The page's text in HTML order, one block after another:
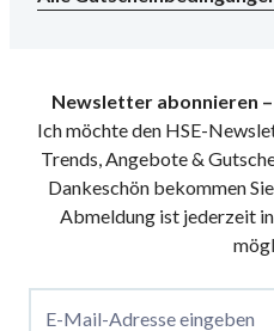
Newsletter abonnieren
Ich möchte den HSE-
Trends, Angebote &
Dankeschön bekommen
Abmeldung ist jederzeit
E-Mail-Adresse eingeben